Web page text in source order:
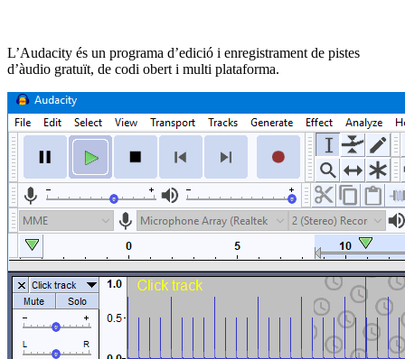
L’Audacity és un programa d’edició i enregistrament de pistes
d’àudio gratuït, de codi obert i multi plataforma.